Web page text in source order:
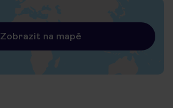
Zobrazit na mapě